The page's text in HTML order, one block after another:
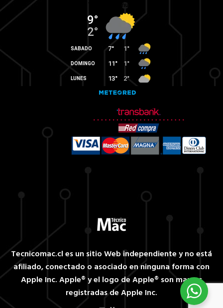
Tecnicomac.cl es un sitio Web independiente y no está
afiliado, conectado o asociado en ninguna forma con
Apple Inc. Apple® y el logo de Apple® son marcas
registradas de Apple Inc.